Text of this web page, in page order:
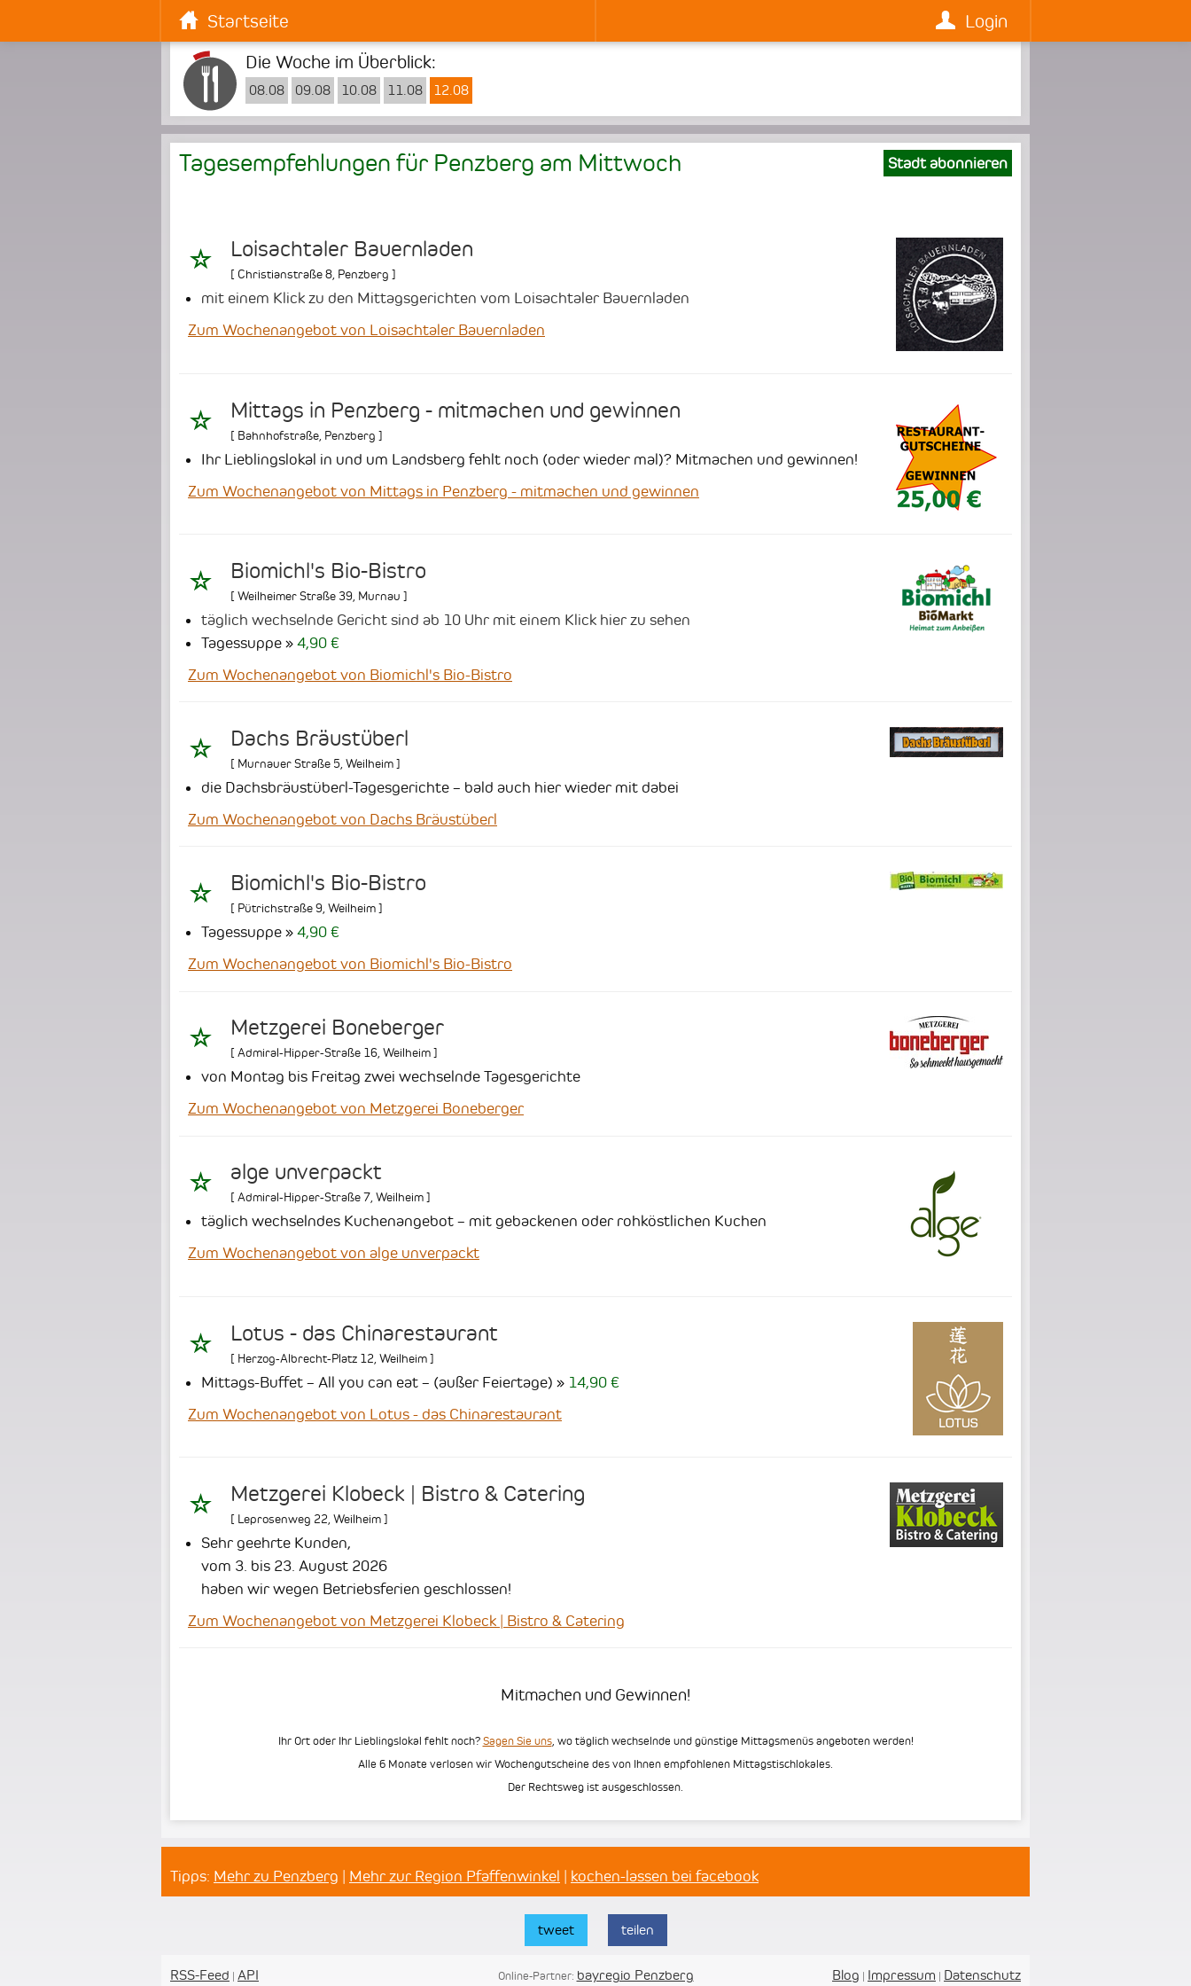
Startseite
Login
Die Woche im Überblick:
08.08 09.08 10.08 11.08 12.08
Stadt abonnieren
Tagesempfehlungen für Penzberg am Mittwoch
Loisachtaler Bauernladen
[ Christianstraße 8, Penzberg ]
mit einem Klick zu den Mittagsgerichten vom Loisachtaler Bauernladen
Zum Wochenangebot von Loisachtaler Bauernladen
Mittags in Penzberg - mitmachen und gewinnen
[ Bahnhofstraße Penzberg ]
Ihr Lieblingslokal in und um Landsberg fehlt noch (oder wieder mal)? Mitmachen und gewinnen!
Zum Wochenangebot von Mittags in Penzberg - mitmachen und gewinnen
Biomichl's Bio-Bistro
[ Weilheimer Straße 39 Murnau ]
täglich wechselnde Gericht sind ab 10 Uhr mit einem Klick hier zu sehen
Tagessuppe
4,90 €
Zum Wochenangebot von Biomichl's Bio-Bistro
Dachs Bräustüberl
[ Murnauer Straße 5 Weilheim]
die Dachsbräustüberl-Tagesgerichte – bald auch hier wieder mit dabei
Zum Wochenangebot von Dachs Bräustüberl
Biomichl's Bio-Bistro
[ Pütrichstraße 9 Weilheim]
Tagessuppe
4,90 €
Zum Wochenangebot von Biomichl's Bio-Bistro
Metzgerei Boneberger
[ Admiral-Hipper-Straße 16,Weilheim]
von Montag bis Freitag zwei wechselnde Tagesgerichte
Zum Wochenangebot von Metzgerei Boneberger
alge unverpackt
[ Admiral-Hipper-Straße 7,Weilheim]
täglich wechselndes Kuchenangebot – mit gebackenen oder rohköstlichen Kuchen
Zum Wochenangebot von alge unverpackt
Lotus - das Chinarestaurant
[ Herzog-Albrecht-Platz 12 Weilheim]
Mittags-Buffet – All you can eat – (außer Feiertage)
14,90 €
Zum Wochenangebot von Lotus - das Chinarestaurant
Metzgerei Klobeck | Bistro & Catering
[ Leprosenweg 22 Weilheim]
Sehr geehrte Kunden,
vom 3. bis 23. August 2026
haben wir wegen Betriebsferien geschlossen!
Zum Wochenangebot von Metzgerei Klobeck | Bistro & Catering
Mitmachen und Gewinnen!
Ihr Ort oder Ihr Lieblingslokal fehlt noch? Sagen Sie uns, wo täglich wechselnde und günstige Mittagsmenüs angeboten werden!
Alle 6 Monate verlosen wir Wochengutscheine des von Ihnen empfohlenen Mittagstischlokales.
Der Rechtsweg ist ausgeschlossen.
Tipps: Mehr zu Penzberg | Mehr zur Region Pfaffenwinkel | kochen-lassen bei facebook
tweet teilen
RSS-Feed | API Online-Partner: bayregio Penzberg Blog | Impressum | Datenschutz